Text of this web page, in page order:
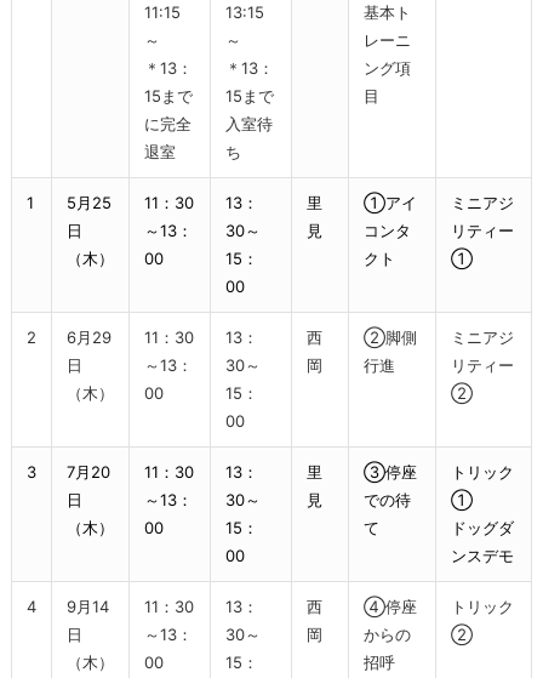
11:15
～
＊13：
15まで
に完全
退室
13:15
～
＊13：
15まで
入室待
ち
基本ト
レーニ
ング項
目
1
5月25
日
（木）
11：30
～13：
00
13：
30～
15：
00
里
見
①アイ
コンタ
クト
ミニアジ
リティー
①
2
6月29
日
（木）
11：30
～13：
00
13：
30～
15：
00
西
岡
②脚側
行進
ミニアジ
リティー
②
3
7月20
日
（木）
11：30
～13：
00
13：
30～
15：
00
里
見
③停座
での待
て
トリック
①
ドッグダ
ンスデモ
4
9月14
日
（木）
11：30
～13：
00
13：
30～
15：
西
岡
④停座
からの
招呼
トリック
②